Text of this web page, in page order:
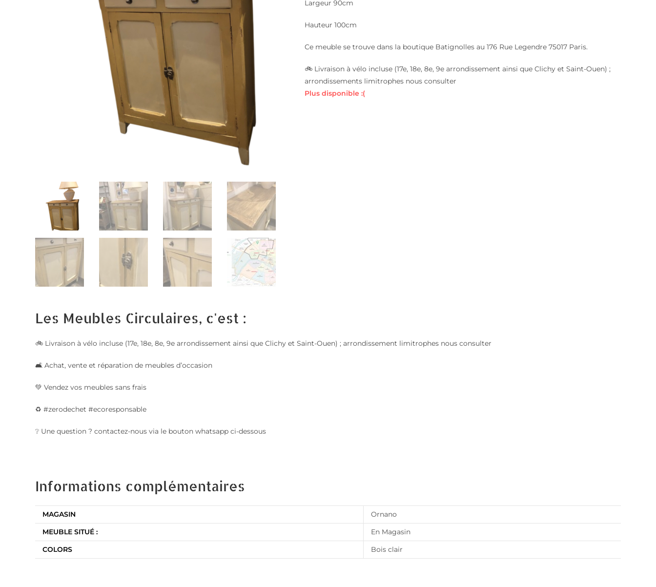
Largeur 90cm
Hauteur 100cm
Ce meuble se trouve dans la boutique Batignolles au 176 Rue Legendre 75017 Paris.
🚲 Livraison à vélo incluse (17e, 18e, 8e, 9e arrondissement ainsi que Clichy et Saint-Ouen) ;
arrondissements limitrophes nous consulter
Plus disponible :(
Les Meubles Circulaires, c'est :
🚲 Livraison à vélo incluse (17e, 18e, 8e, 9e arrondissement ainsi que Clichy et Saint-Ouen) ; arrondissement limitrophes nous consulter
🛋️ Achat, vente et réparation de meubles d’occasion
💚 Vendez vos meubles sans frais
♻️ #zerodechet #ecoresponsable
❔ Une question ? contactez-nous via le bouton whatsapp ci-dessous
Informations complémentaires
MAGASIN
Ornano
MEUBLE SITUÉ :
En Magasin
COLORS
Bois clair